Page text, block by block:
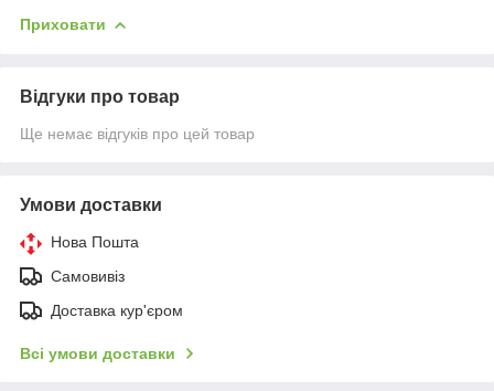
Приховати
Відгуки про товар
Ще немає відгуків про цей товар
Умови доставки
Нова Пошта
Самовивіз
Доставка кур'єром
Всі умови доставки